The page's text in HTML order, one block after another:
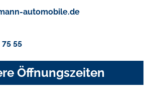
automobile.de
55
Öffnungszeiten